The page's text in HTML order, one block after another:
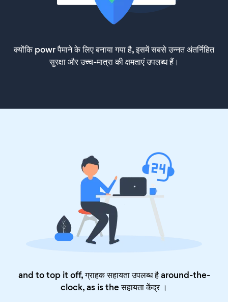
क्योंकि powr पैमाने के लिए बनाया गया है, इसमें सबसे उन्नत अंतर्निहित
सुरक्षा और उच्च-मात्रा की क्षमताएं उपलब्ध हैं।
and to top it off, ग्राहक सहायता उपलब्ध है around-the-
clock, as is theसहायता केंद्र।